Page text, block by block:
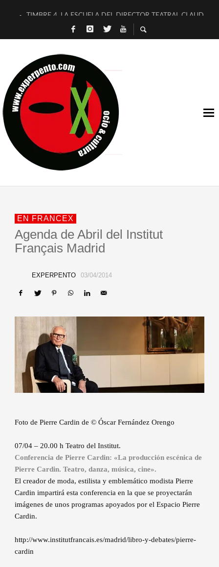
TIMBRE 4, LA ESCUELA DEL DIRECTOR TEATRAL CLAUDIO
30 AÑOS (NO ES NADA) DE LA KATARSIS DEL TOMATAZO
D’BALDOMEROS REINVENTAN [BITÁCORA 3.0] EN EXVITA
MARSHALL FLASH PRESENTA EN EXVITA [RELATIVA
JOFRE BARDAGÍ EN EXVITA INTERPRETANDO A SERRAT
YORCH PRESENTA [CURSO DE ARMONÍA PERSECUTORIA]
MAGALÍ SARE NOS EXPLICA [DESCASADA]
«NO TENGO PUTOS SUEÑOS»
EN FRANCEX
Agenda de Abril del Institut
Français Madrid
EXPERPENTO 03/04/2014
Foto de Pierre Cardin de © Óscar Fernández Orengo
07/04 – 20.00 h Teatro del Institut.
Conferencia de Pierre Cardin: «La producción escénica de
Pierre Cardin. Teatro, danza, música, cine».
El creador de moda, estilista y emblemático modista Pierre
Cardin impartirá esta conferencia en la que se proyectarán
imágenes de unos programas apoyados por el Espacio Pierre
Cardin.
http://www.institutfrancais.es/madrid/libro-y-debates/pierre-
cardin